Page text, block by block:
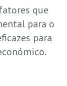
que
para o
para